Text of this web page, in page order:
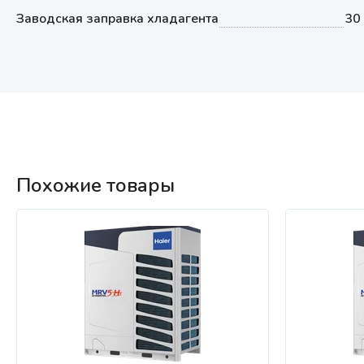
Заводская заправка хладагента 30
Похожие товары